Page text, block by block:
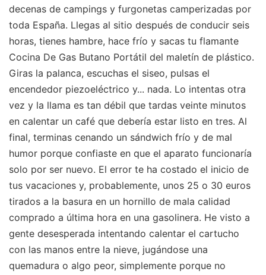
decenas de campings y furgonetas camperizadas por
toda España. Llegas al sitio después de conducir seis
horas, tienes hambre, hace frío y sacas tu flamante
Cocina De Gas Butano Portátil del maletín de plástico.
Giras la palanca, escuchas el siseo, pulsas el
encendedor piezoeléctrico y... nada. Lo intentas otra
vez y la llama es tan débil que tardas veinte minutos
en calentar un café que debería estar listo en tres. Al
final, terminas cenando un sándwich frío y de mal
humor porque confiaste en que el aparato funcionaría
solo por ser nuevo. El error te ha costado el inicio de
tus vacaciones y, probablemente, unos 25 o 30 euros
tirados a la basura en un hornillo de mala calidad
comprado a última hora en una gasolinera. He visto a
gente desesperada intentando calentar el cartucho
con las manos entre la nieve, jugándose una
quemadura o algo peor, simplemente porque no